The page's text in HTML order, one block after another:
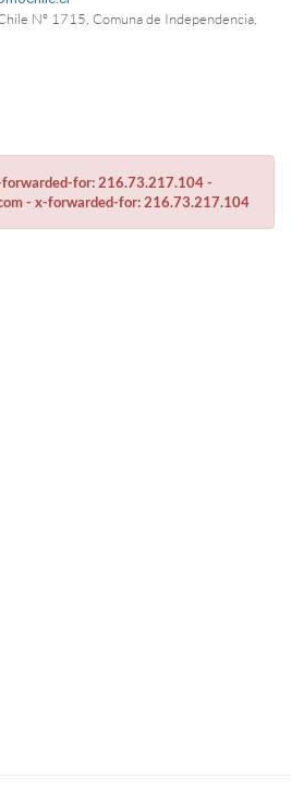
Nº 1715, Comuna de Independencia,
forwarded-for: 216.73.217.104 -
- x-forwarded-for: 216.73.217.104